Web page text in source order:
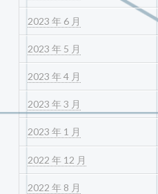
2023 年 6 月
2023 年 5 月
2023 年 4 月
2023 年 3 月
2023 年 1 月
2022 年 12 月
2022 年 8 月